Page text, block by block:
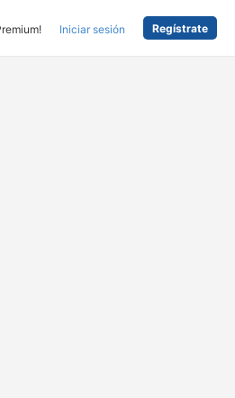
Iniciar sesión Regístrate